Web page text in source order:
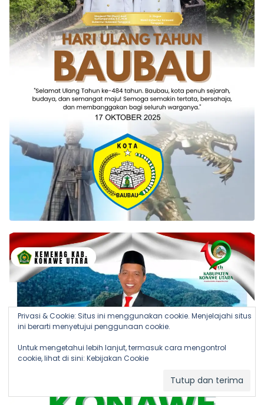
Privasi & Cookie: Situs ini menggunakan cookie. Menjelajahi situs
ini berarti menyetujui penggunaan cookie.
Untuk mengetahui lebih lanjut, termasuk cara mengontrol
cookie, lihat di sini: Kebijakan Cookie